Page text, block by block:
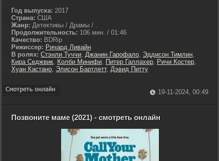
Год выпуска: 2017
Страна: США
Жанр: Детективы / Драмы / .
Продолжительность: 106 мин. / 01:46
Качество: BDRip
Режиссер: Ричард Ливайн
В ролях: Стэнли Туччи, Джанин Гарофало, Эддисон Тимлин,
Кира Седжвик, Колби Минифи, Питер Галлахер, Ричи Костер,
Хуан Кастано, Элисон Бартлетт, Дэвид Питту
19-11-2024, 00:49
Позвоните маме (2021) - смотреть онлайн